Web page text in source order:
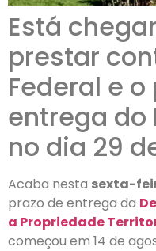
Está
prestar
Federal e
entrega do
no dia 29
Acaba nesta sexta-
prazo de entrega da
a Propriedade
começou em 14 de